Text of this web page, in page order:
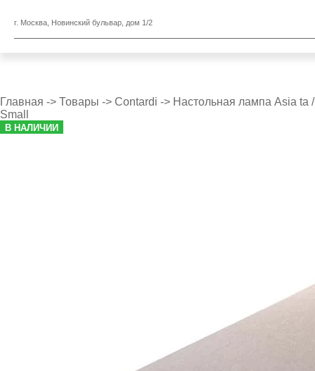
г. Москва, Новинский бульвар, дом 1/2
Главная -> Товары -> Contardi -> Настольная лампа Asia ta /
Small
В НАЛИЧИИ